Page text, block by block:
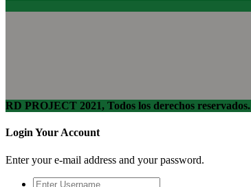
RD PROJECT 2021, Todos los derechos reservados.
Login Your Account
Enter your e-mail address and your password.